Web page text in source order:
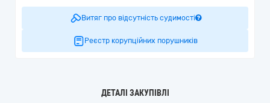
Витяг про відсутність судимості
Реєстр корупційних порушників
ДЕТАЛІ ЗАКУПІВЛІ